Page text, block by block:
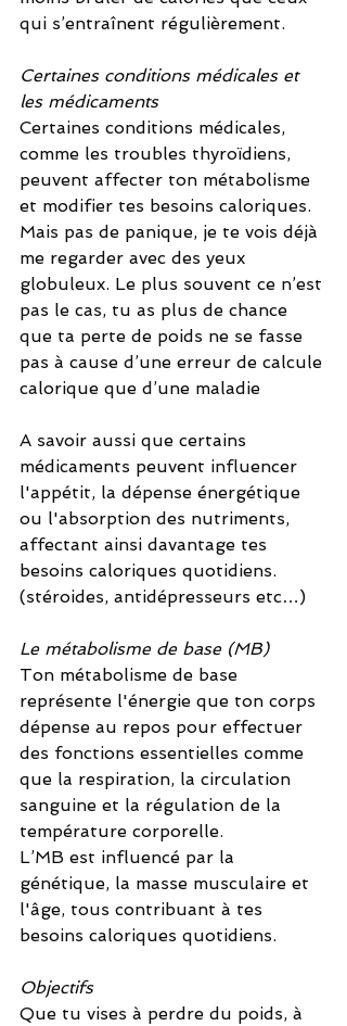
qui s’entraînent régulièrement.
Certaines conditions médicales et
les médicaments
Certaines conditions médicales,
comme les troubles thyroïdiens,
peuvent affecter ton métabolisme
et modifier tes besoins caloriques.
Mais pas de panique, je te vois déjà
me regarder avec des yeux
globuleux. Le plus souvent ce n’est
pas le cas, tu as plus de chance
que ta perte de poids ne se fasse
pas à cause d’une erreur de calcule
calorique que d’une maladie
A savoir aussi que certains
médicaments peuvent influencer
l'appétit, la dépense énergétique
ou l'absorption des nutriments,
affectant ainsi davantage tes
besoins caloriques quotidiens.
(stéroides, antidépresseurs etc…)
Le métabolisme de base (MB)
Ton métabolisme de base
représente l'énergie que ton corps
dépense au repos pour effectuer
des fonctions essentielles comme
que la respiration, la circulation
sanguine et la régulation de la
température corporelle.
L’MB est influencé par la
génétique, la masse musculaire et
l'âge, tous contribuant à tes
besoins caloriques quotidiens.
Objectifs
Que tu vises à perdre du poids, à